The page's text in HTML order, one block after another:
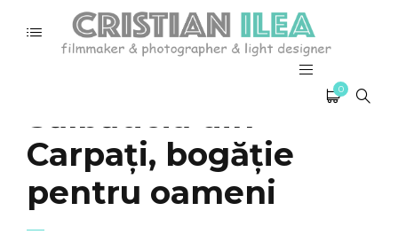
0
Sălbăticia din
Carpați, bogăție
pentru oameni